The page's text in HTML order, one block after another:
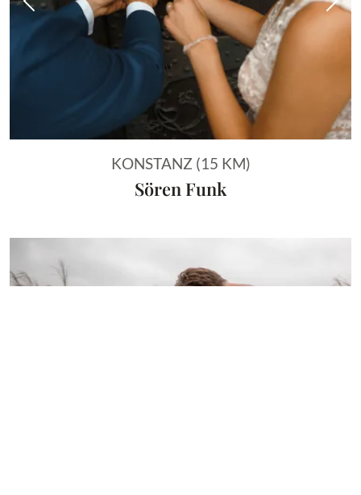
Vorheriges Bild
KONSTANZ (15 KM)
Sören Funk